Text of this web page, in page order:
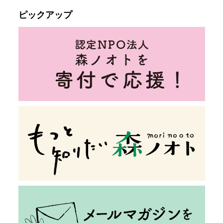
ピックアップ